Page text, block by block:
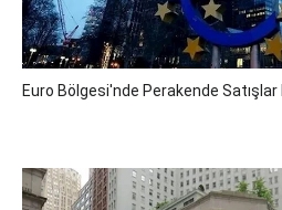
Euro Bölgesi'nde Perakende